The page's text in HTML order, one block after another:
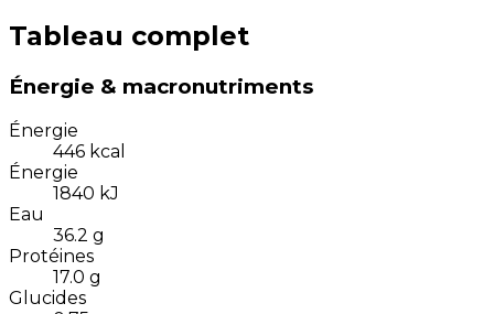
Tableau complet
Énergie & macronutriments
Énergie
446 kcal
Énergie
1840 kJ
Eau
36.2 g
Protéines
17.0 g
Glucides